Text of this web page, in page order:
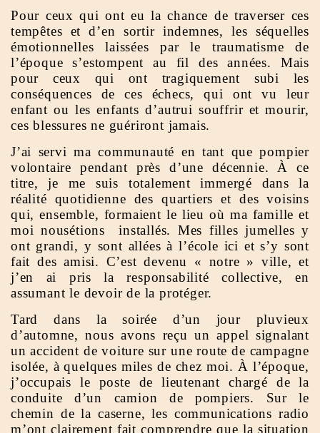
Pour ceux qui ont eu la chance de traverser ces
tempêtes et d’en sortir indemnes, les séquelles
émotionnelles laissées par le traumatisme de
l’époque s’estompent au fil des années. Mais
pour ceux qui ont tragiquement subi les
conséquences de ces échecs, qui ont vu leur
enfant ou les enfants d’autrui souffrir et mourir,
ces blessures ne guériront jamais.
J’ai servi ma communauté en tant que pompier
volontaire pendant près d’une décennie. À ce
titre, je me suis totalement immergé dans la
réalité quotidienne des quartiers et des voisins
qui, ensemble, formaient le lieu où ma famille et
moi nousétions installés. Mes filles jumelles y
ont grandi, y sont allées à l’école ici et s’y sont
fait des amisi. C’est devenu « notre » ville, et
j’en ai pris la responsabilité collective, en
assumant le devoir de la protéger.
Tard dans la soirée d’un jour pluvieux
d’automne, nous avons reçu un appel signalant
un accident de voiture sur une route de campagne
isolée, à quelques miles de chez moi. À l’époque,
j’occupais le poste de lieutenant chargé de la
conduite d’un camion de pompiers. Sur le
chemin de la caserne, les communications radio
m’ont clairement fait comprendre que la situation